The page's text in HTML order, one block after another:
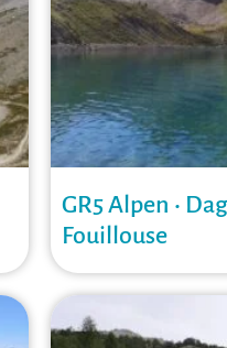
GR5 Alpen •
Fouillouse